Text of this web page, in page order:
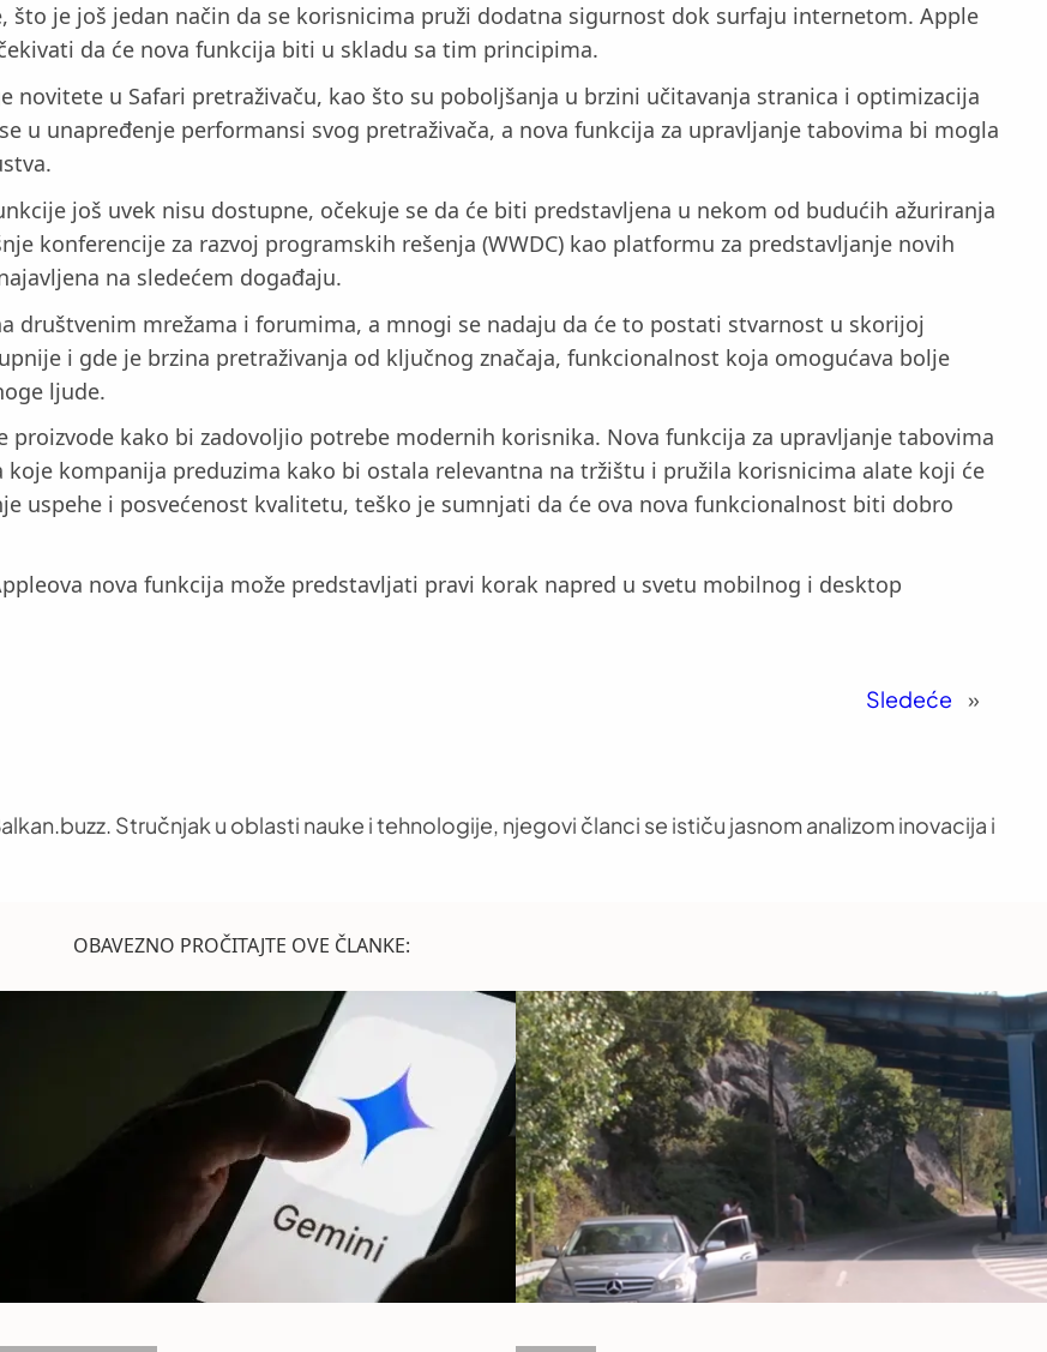
je još jedan način da se korisnicima pruži dodatna sigurnost dok surfaju internetom. Apple
da će nova funkcija biti u skladu sa tim principima.
novitete u Safari pretraživaču, kao što su poboljšanja u brzini učitavanja stranica i optimizacija
u unapređenje performansi svog pretraživača, a nova funkcija za upravljanje tabovima bi mogla
još uvek nisu dostupne, očekuje se da će biti predstavljena u nekom od budućih ažuriranja
konferencije za razvoj programskih rešenja (WWDC) kao platformu za predstavljanje novih
na sledećem događaju.
društvenim mrežama i forumima, a mnogi se nadaju da će to postati stvarnost u skorijoj
i gde je brzina pretraživanja od ključnog značaja, funkcionalnost koja omogućava bolje
ljude.
kako bi zadovoljio potrebe modernih korisnika. Nova funkcija za upravljanje tabovima
kompanija preduzima kako bi ostala relevantna na tržištu i pružila korisnicima alate koji će
uspehe i posvećenost kvalitetu, teško je sumnjati da će ova nova funkcionalnost biti dobro
nova funkcija može predstavljati pravi korak napred u svetu mobilnog i desktop
Sledeće »
Stručnjak u oblasti nauke i tehnologije, njegovi članci se ističu jasnom analizom inovacija i
OBAVEZNO PROČITAJTE OVE ČLANKE: